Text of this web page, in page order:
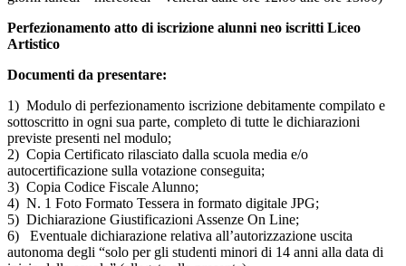
Perfezionamento atto di iscrizione alunni neo iscritti Liceo
Artistico
Documenti da presentare:
1) Modulo di perfezionamento iscrizione debitamente compilato e
sottoscritto in ogni sua parte, completo di tutte le dichiarazioni
previste presenti nel modulo;
2) Copia Certificato rilasciato dalla scuola media e/o
autocertificazione sulla votazione conseguita;
3) Copia Codice Fiscale Alunno;
4) N. 1 Foto Formato Tessera in formato digitale JPG;
5) Dichiarazione Giustificazioni Assenze On Line;
6) Eventuale dichiarazione relativa all’autorizzazione uscita
autonoma degli “solo per gli studenti minori di 14 anni alla data di